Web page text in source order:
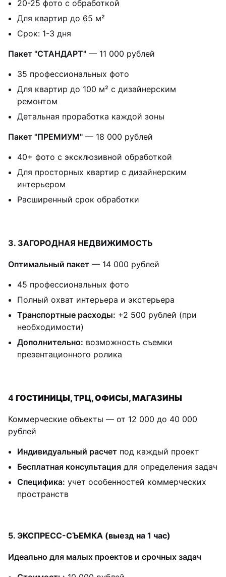
20-25 фото с обработкой
Для квартир до 65 м²
Срок: 1-3 дня
Пакет "СТАНДАРТ" — 11 000 рублей
35 профессиональных фото
Для квартир до 100 м² с дизайнерским
ремонтом
Детальная проработка каждой зоны
Пакет "ПРЕМИУМ" — 18 000 рублей
40+ фото с эксклюзивной обработкой
Для просторных квартир с дизайнерским
интерьером
Расширенный срок обработки
3. ЗАГОРОДНАЯ НЕДВИЖИМОСТЬ
Оптимальный пакет — 14 000 рублей
45 профессиональных фото
Полный охват интерьера и экстерьера
Транспортные расходы: +2 500 рублей (при
необходимости)
Дополнительно: возможность съемки
презентационного ролика
4 ГОСТИНИЦЫ, ТРЦ, ОФИСЫ, МАГАЗИНЫ
Коммерческие объекты — от 12 000 до 40 000
рублей
Индивидуальный расчет под каждый проект
Бесплатная консультация для определения задач
Специфика: учет особенностей коммерческих
пространств
5. ЭКСПРЕСС-СЪЕМКА (выезд на 1 час)
Идеально для малых проектов и срочных задач